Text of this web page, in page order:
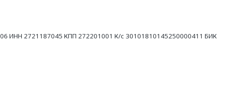
2721187045 КПП 272201001 К/с 30101810145250000411 БИК